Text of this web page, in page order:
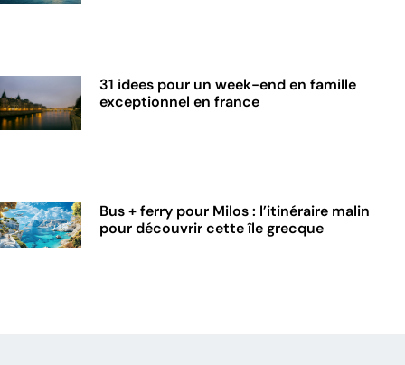
31 idees pour un week-end en famille
exceptionnel en france
Bus + ferry pour Milos : l’itinéraire malin
pour découvrir cette île grecque